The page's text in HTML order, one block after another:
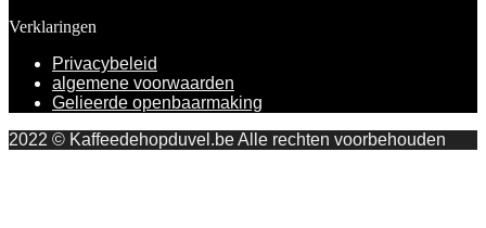
Verklaringen
Privacybeleid
algemene voorwaarden
Gelieerde openbaarmaking
2022 © Kaffeedehopduvel.be Alle rechten voorbehouden